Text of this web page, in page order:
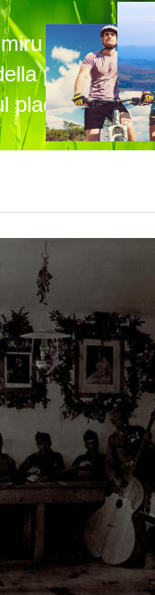
pace
place